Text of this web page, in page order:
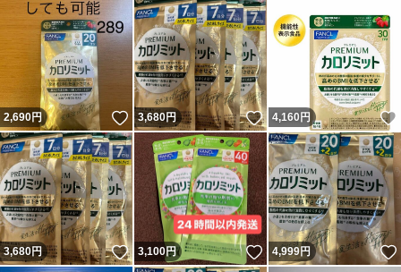
2,690円 いいね！
3,680円 いいね！
4,160 円
3,680円 いいね！
3,100円 いいね！
4,999円